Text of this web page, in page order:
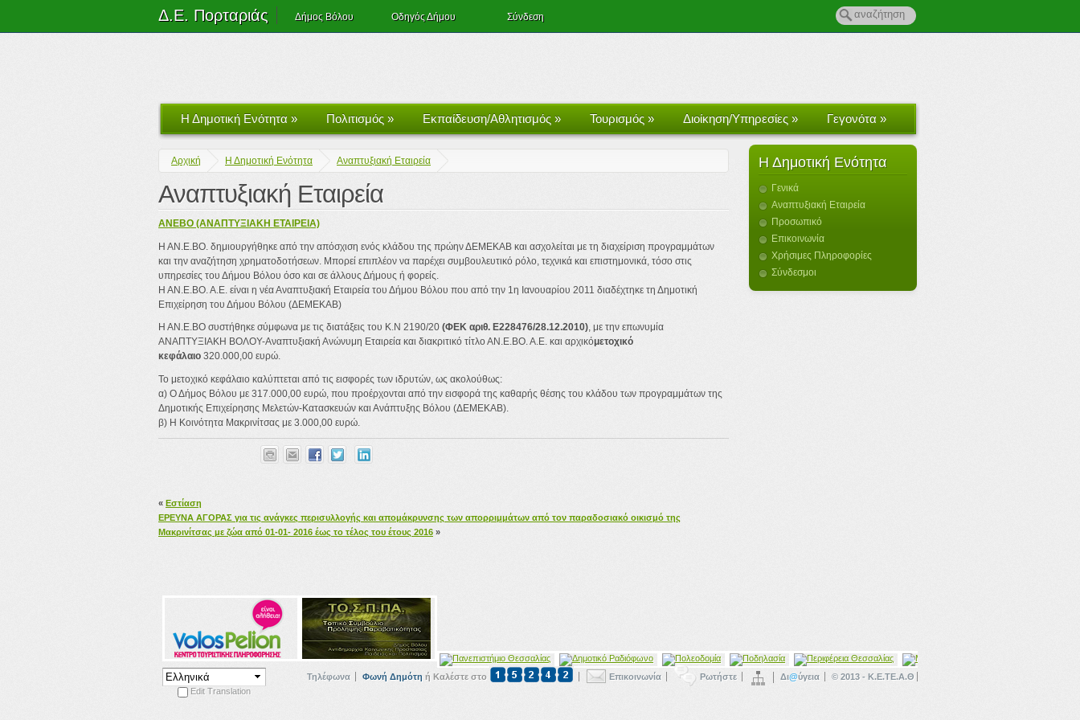
Δ.Ε. Πορταριάς Δήμος Βόλου Οδηγός Δήμου Σύνδεση
Η Δημοτική Ενότητα » Πολιτισμός » Εκπαίδευση/Αθλητισμός » Τουρισμός » Διοίκηση/Υπηρεσίες » Γεγονότα »
Αρχική Η Δημοτική Ενότητα Αναπτυξιακή Εταιρεία
Αναπτυξιακή Εταιρεία
ΑΝΕΒΟ (ΑΝΑΠΤΥΞΙΑΚΗ ΕΤΑΙΡΕΙΑ)
Η ΑΝ.Ε.ΒΟ. δημιουργήθηκε από την απόσχιση ενός κλάδου της πρώην ΔΕΜΕΚΑΒ και ασχολείται με τη διαχείριση προγραμμάτων
και την αναζήτηση χρηματοδοτήσεων. Μπορεί επιπλέον να παρέχει συμβουλευτικό ρόλο, τεχνικά και επιστημονικά, τόσο στις
υπηρεσίες του Δήμου Βόλου όσο και σε άλλους Δήμους ή φορείς.
Η ΑΝ.Ε.ΒΟ. Α.Ε. είναι η νέα Αναπτυξιακή Εταιρεία του Δήμου Βόλου που από την 1η Ιανουαρίου 2011 διαδέχτηκε τη Δημοτική
Επιχείρηση του Δήμου Βόλου (ΔΕΜΕΚΑΒ)
Η ΑΝ.Ε.ΒΟ συστήθηκε σύμφωνα με τις διατάξεις του Κ.Ν 2190/20 (ΦΕΚ αριθ. Ε228476/28.12.2010), με την επωνυμία
ΑΝΑΠΤΥΞΙΑΚΗ ΒΟΛΟΥ-Αναπτυξιακή Ανώνυμη Εταιρεία και διακριτικό τίτλο ΑΝ.Ε.ΒΟ. Α.Ε. και αρχικόμετοχικό
κεφάλαιο 320.000,00 ευρώ.
Το μετοχικό κεφάλαιο καλύπτεται από τις εισφορές των ιδρυτών, ως ακολούθως:
α) Ο Δήμος Βόλου με 317.000,00 ευρώ, που προέρχονται από την εισφορά της καθαρής θέσης του κλάδου των προγραμμάτων της
Δημοτικής Επιχείρησης Μελετών-Κατασκευών και Ανάπτυξης Βόλου (ΔΕΜΕΚΑΒ).
β) Η Κοινότητα Μακρινίτσας με 3.000,00 ευρώ.
« Εστίαση
ΕΡΕΥΝΑ ΑΓΟΡΑΣ για τις ανάγκες περισυλλογής και απομάκρυνσης των απορριμμάτων από τον παραδοσιακό οικισμό της
Μακρινίτσας με ζώα από 01-01- 2016 έως το τέλος του έτους 2016 »
Η Δημοτική Ενότητα
Γενικά
Αναπτυξιακή Εταιρεία
Προσωπικό
Επικοινωνία
Χρήσιμες Πληροφορίες
Σύνδεσμοι
Edit Translation
Τηλέφωνα Φωνή Δημότη ή Καλέστε στο Επικοινωνία Ρωτήστε Δι@ύγεια © 2013 - Κ.Ε.ΤΕ.Α.Θ